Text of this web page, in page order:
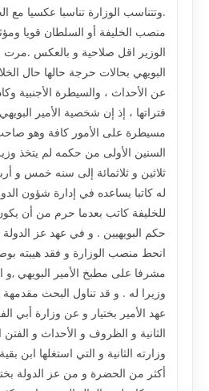
.وتتناسب الوزارة تناسبا عكسيا مع
منصب الخليفة أو السلطان قويا
الوزير اقل صلاحية و بالعكس .مرت
البويهي بحالات حرجة حالها حال
عن الأحداث ، والسيطرة الأجنبية
فتراتها ، إذ إن شخصية الأمير
مسيطرة على الأمور كافة وهو
السنين الأولى من حكمه لم يتخذ
ثلاثين و ثلاثمائة إلى سنه خمس و
له كاتبا يساعده في إدارة شؤون
للخليفة كاتب بعدما حرم من أن
حكم البويهيين . و في عهد عز الدولة
انحط منصب الوزارة و فقد هيبته
مشرفا على مطبخ الأمير البويهي ,و
وزيرا له . و قد تناول البحث
عهد الأمير بختيار و عن وزارة أبي
الثانية و الظروف و الأحداث و
وزارته الثانية و التي استغلها ابن
أكثر من الحضرة و من عز الدولة